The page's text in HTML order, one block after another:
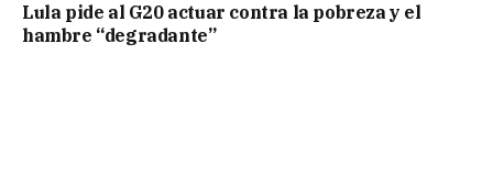
Lula pide al G20 actuar contra la pobreza y el
hambre “degradante”